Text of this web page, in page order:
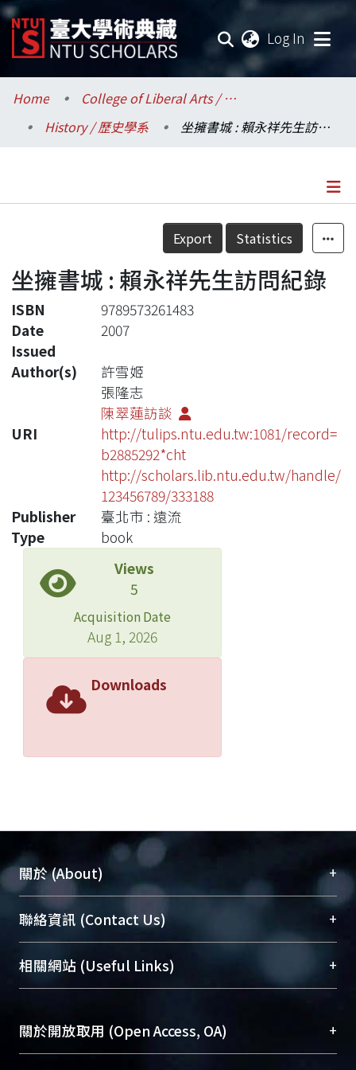
Log In
Communities & Collections
Research Outputs
Statistics
Home
College of Liberal Arts / 文學院
History / 歷史學系
坐擁書城 : 賴永祥先生訪問紀錄
Details
Export Statistics
坐擁書城 : 賴永祥先生訪問紀錄
ISBN
9789573261483
Date
Issued
2007
Author(s)
許雪姬
張隆志
陳翠蓮訪談
URI
http://tulips.ntu.edu.tw:1081/record=
b2885292*cht
http://scholars.lib.ntu.edu.tw/handle/
123456789/333188
Publisher
臺北市 : 遠流
Type
book
Views
5
Acquisition Date
Aug 1, 2026
Downloads
關於 (About) +
臺大位居世界頂尖大學之列，為永久珍藏及向國際
展現本校豐碩的研究成果及學術能量，圖書館整合
機構典藏（NTUR）與學術庫（AH）不同功能平
台，成為臺大學術典藏NTU scholars。期能整合研
成果。
To permanently archive and promote researcher
聯絡資訊 (Contact Us) +
總館學科館員(Main Library)
醫學圖書館學科館員(Medical Library)
Sciences Library)
相關網站 (Useful Links) +
關於開放取用 (Open Access, OA) +